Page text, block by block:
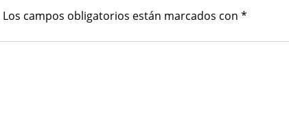
Los campos obligatorios están marcados con *